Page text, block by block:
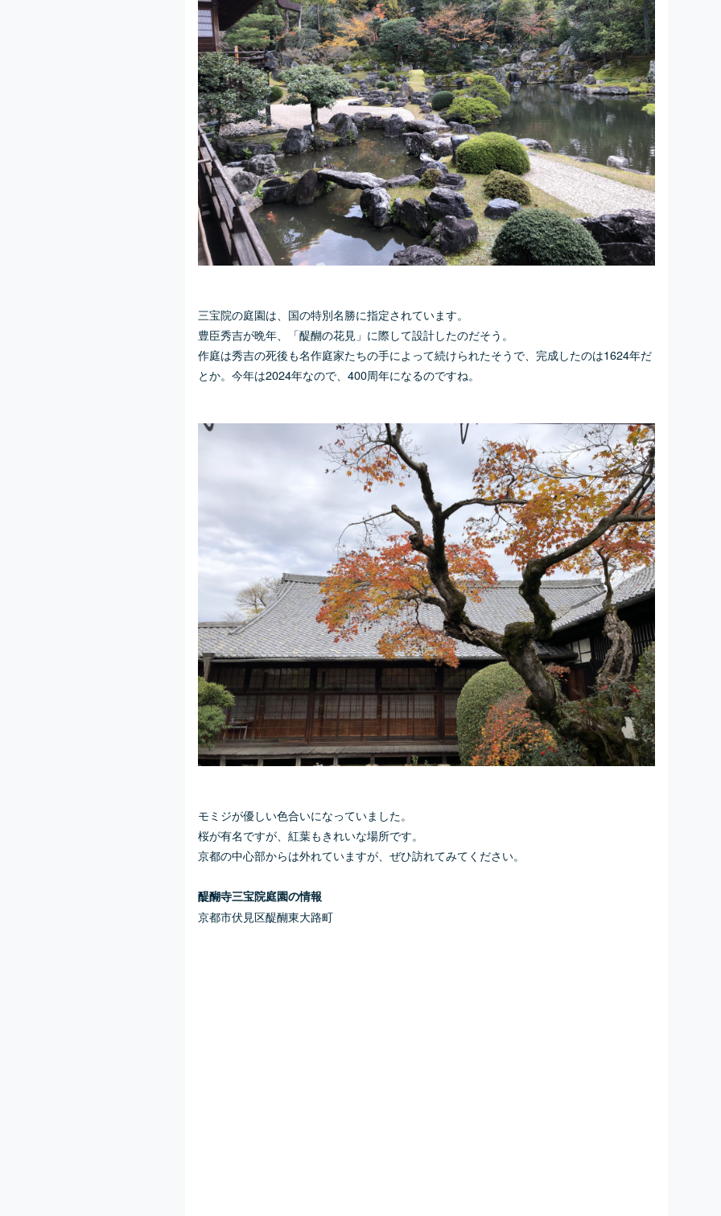
三宝院の庭園は、国の特別名勝に指定されています。
豊臣秀吉が晩年、「醍醐の花見」に際して設計したのだそう。
作庭は秀吉の死後も名作庭家たちの手によって続けられたそうで、完成したのは1624年だ
とか。今年は2024年なので、400周年になるのですね。
モミジが優しい色合いになっていました。
桜が有名ですが、紅葉もきれいな場所です。
京都の中心部からは外れていますが、ぜひ訪れてみてください。
醍醐寺三宝院庭園の情報
京都市伏見区醍醐東大路町